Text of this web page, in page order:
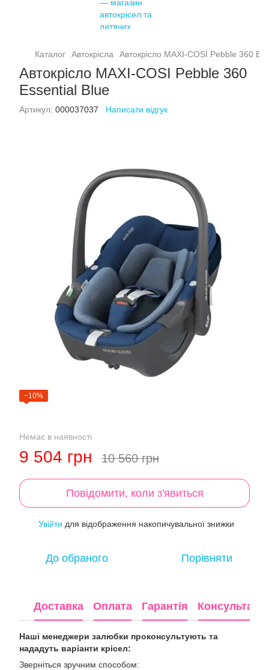
Каталог Автокрісла Автокрісло MAXI-COSI Pebble 360
Автокрісло MAXI-COSI Pebble 360
Essential Blue
Артикул: 000037037 Написати відгук
−10%
Немає в наявності
9 504 грн 10 560 грн
Повідомити, коли з'явиться
Увійти для відображення накопичувальної знижки
До обраного Порівняти
Доставка Оплата Гарантія Консультація
Наші менеджери залюбки проконсультують та
нададуть варіанти крісел:
Зверніться зручним способом: